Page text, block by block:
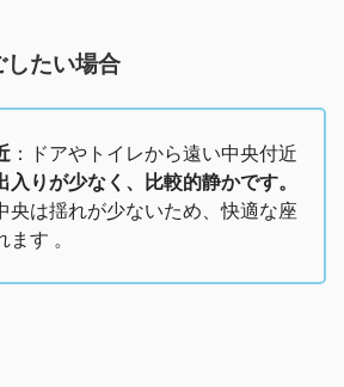
たい場合
：ドアやトイレから遠い中央付近
入りが少なく、比較的静かです。
央は揺れが少ないため、快適な座
す​ 。